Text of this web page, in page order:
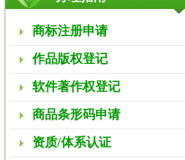
商标注册申请
作品版权登记
软件著作权登记
商品条形码申请
资质/体系认证